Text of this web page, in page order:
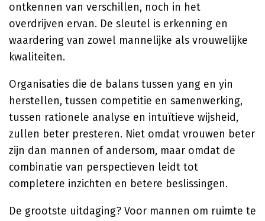
ontkennen van verschillen, noch in het
overdrijven ervan. De sleutel is erkenning en
waardering van zowel mannelijke als vrouwelijke
kwaliteiten.
Organisaties die de balans tussen yang en yin
herstellen, tussen competitie en samenwerking,
tussen rationele analyse en intuïtieve wijsheid,
zullen beter presteren. Niet omdat vrouwen beter
zijn dan mannen of andersom, maar omdat de
combinatie van perspectieven leidt tot
completere inzichten en betere beslissingen.
De grootste uitdaging? Voor mannen om ruimte te